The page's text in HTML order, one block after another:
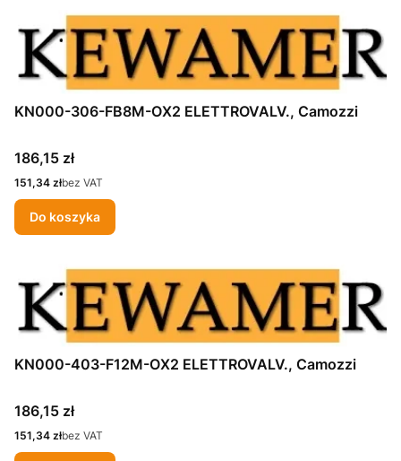
KN000-306-FB8M-OX2 ELETTROVALV., Camozzi
Cena
186,15 zł
Cena
151,34 złbez VAT
Do koszyka
KN000-403-F12M-OX2 ELETTROVALV., Camozzi
Cena
186,15 zł
Cena
151,34 złbez VAT